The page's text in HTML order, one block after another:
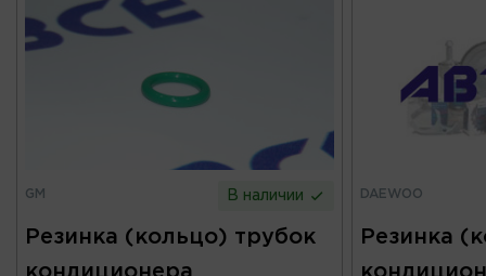
GM В наличии
Резинка (кольцо) трубок
DAEWOO
Резинка